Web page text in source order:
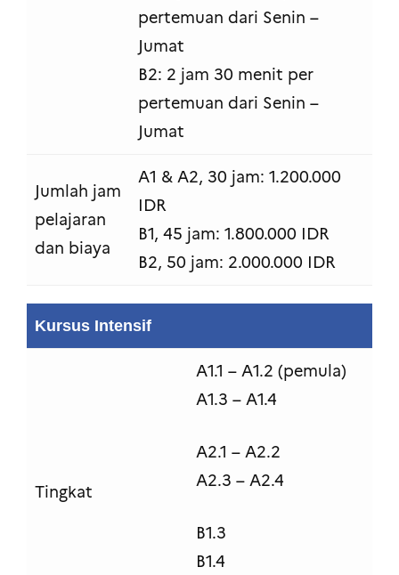
pertemuan dari Senin –
Jumat
B2: 2 jam 30 menit per
pertemuan dari Senin –
Jumat
Jumlah jam
pelajaran
dan biaya
A1 & A2, 30 jam: 1.200.000
IDR
B1, 45 jam: 1.800.000 IDR
B2, 50 jam: 2.000.000 IDR
Kursus Intensif
Tingkat
A1.1 – A1.2 (pemula)
A1.3 – A1.4
A2.1 – A2.2
A2.3 – A2.4
B1.3
B1.4